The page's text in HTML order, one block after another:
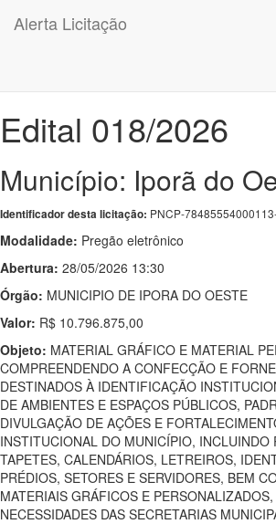
Alerta Licitação
Edital 018/2026
Município: Iporã do
Identificador desta licitação: PNCP-
Modalidade: Pregão eletrônico
Abertura: 28/05/2026 13:30
Órgão: MUNICIPIO DE IPORA DO OESTE
Valor: R$ 10.796.875,00
Objeto: MATERIAL GRÁFICO E MATERIAL
COMPREENDENDO A CONFECÇÃO E
DESTINADOS À IDENTIFICAÇÃO
DE AMBIENTES E ESPAÇOS PÚBLICOS,
DIVULGAÇÃO DE AÇÕES E
INSTITUCIONAL DO MUNICÍPIO, INCLUINDO
TAPETES, CALENDÁRIOS, LETREIROS,
PRÉDIOS, SETORES E SERVIDORES, BEM
MATERIAIS GRÁFICOS E
NECESSIDADES DAS SECRETARIAS